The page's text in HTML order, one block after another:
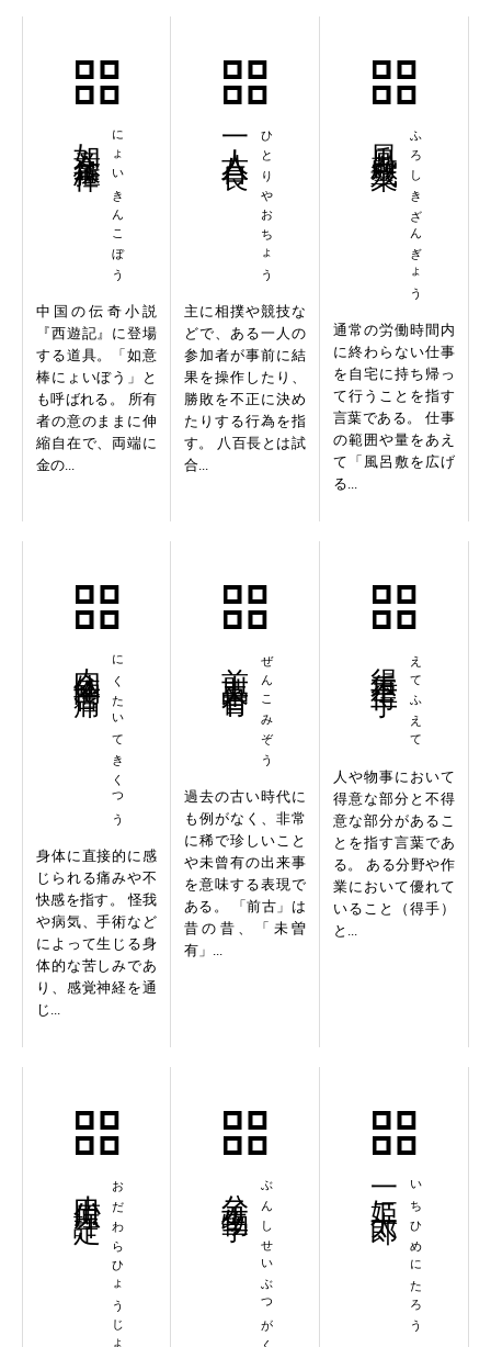
にょいきんこぼう
中国の伝奇小説
『西遊記』に登場
する道具。「如意
棒にょいぼう」と
も呼ばれる。 所有
者の意のままに伸
縮自在で、両端に
金の...
ひとりやおちょう
一人八百長
主に相撲や競技な
どで、ある一人の
参加者が事前に結
果を操作したり、
勝敗を不正に決め
たりする行為を指
す。 八百長とは試
合...
ふろしきざんぎょう
通常の労働時間内
に終わらない仕事
を自宅に持ち帰っ
て行うことを指す
言葉である。 仕事
の範囲や量をあえ
て「風呂敷を広げ
る...
にくたいてきくつう
身体に直接的に感
じられる痛みや不
快感を指す。 怪我
や病気、手術など
によって生じる身
体的な苦しみであ
り、感覚神経を通
じ...
ぜんこみぞう
過去の古い時代に
も例がなく、非常
に稀で珍しいこと
や未曾有の出来事
を意味する表現で
ある。 「前古」は
昔の昔、「未曽
有」...
えてふえて
人や物事において
得意な部分と不得
意な部分があるこ
とを指す言葉であ
る。 ある分野や作
業において優れて
いること（得手）
と...
おだわらひょうじょう ぶんしせいぶつがく いちひめにたろう
一姫二太郎